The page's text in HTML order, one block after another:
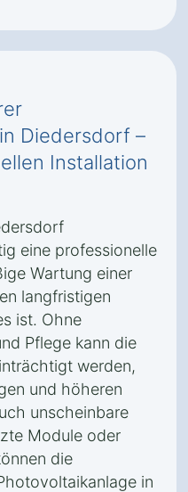
Diedersdorf –
Installation
eine professionelle
Wartung einer
langfristigen
ist. Ohne
Pflege kann die
werden,
und höheren
unscheinbare
Module oder
die
in